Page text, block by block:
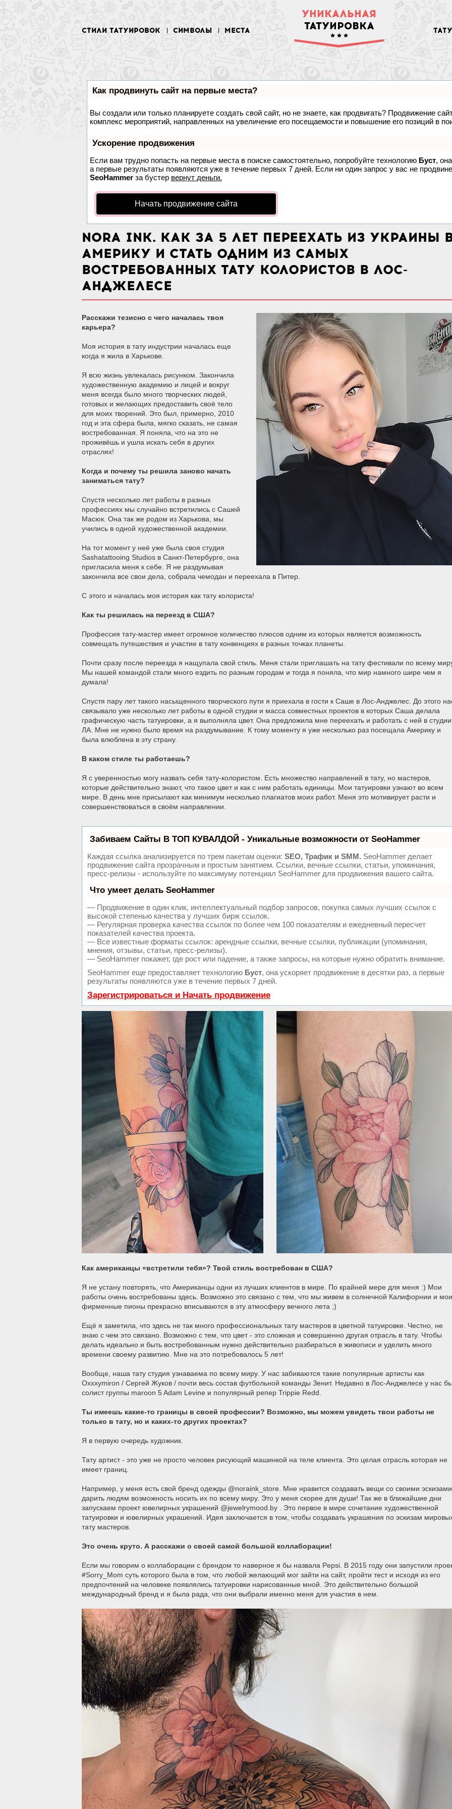
УНИКАЛЬНАЯ
ТАТУИРОВКА
СТИЛИ ТАТУИРОВОК СИМВОЛЫ МЕСТА
Как продвинуть сайт на первые места?
Вы создали или только планируете создать свой сайт, но не знаете, как продвигать? Продвижение
комплекс мероприятий, направленных на увеличение его посещаемости и повышение его позиций в
Ускорение продвижения
Если вам трудно попасть на первые места в поиске самостоятельно, попробуйте технологию Буст,
а первые результаты появляются уже в течение первых 7 дней. Если ни один запрос у вас не
SeoHammer за бустер вернут деньги.
Начать продвижение сайта
NORA INK. КАК ЗА 5 ЛЕТ ПЕРЕЕХАТЬ ИЗ УКРАИНЫ
АМЕРИКУ И СТАТЬ ОДНИМ ИЗ САМЫХ
ВОСТРЕБОВАННЫХ ТАТУ КОЛОРИСТОВ В ЛОС-
АНДЖЕЛЕСЕ
Расскажи тезисно с чего началась твоя
карьера?
Моя история в тату индустрии началась еще
когда я жила в Харькове.
Я всю жизнь увлекалась рисунком. Закончила
художественную академию и лицей и вокруг
меня всегда было много творческих людей,
готовых и желающих предоставить своё тело
для моих творений. Это был, примерно, 2010
год и эта сфера была, мягко сказать, не самая
востребованная. Я поняла, что на это не
проживёшь и ушла искать себя в других
отраслях!
Когда и почему ты решила заново начать
заниматься тату?
Спустя несколько лет работы в разных
профессиях мы случайно встретились с Сашей
Масюк. Она так же родом из Харькова, мы
учились в одной художественной академии.
На тот момент у неё уже была своя студия
Sashatattooing Studios в Санкт-Петербурге, она
пригласила меня к себе. Я не раздумывая
закончила все свои дела, собрала чемодан и переехала в Питер.
С этого и началась моя история как тату колориста!
Как ты решилась на переезд в США?
Профессия тату-мастер имеет огромное количество плюсов одним из которых является возможность
совмещать путешествия и участие в тату конвенциях в разных точках планеты.
Почти сразу после переезда я нащупала свой стиль. Меня стали приглашать на тату фестивали по всему
Мы нашей командой стали много ездить по разным городам и тогда я поняла, что мир намного шире чем я
думала!
Спустя пару лет такого насыщенного творческого пути я приехала в гости к Саше в Лос-Анджелес. До этого
связывало уже несколько лет работы в одной студии и масса совместных проектов в которых Саша делала
графическую часть татуировки, а я выполняла цвет. Она предложила мне переехать и работать с ней в
ЛА. Мне не нужно было время на раздумывание. К тому моменту я уже несколько раз посещала Америку и
была влюблена в эту страну.
В каком стиле ты работаешь?
Я с уверенностью могу назвать себя тату-колористом. Есть множество направлений в тату, но мастеров,
которые действительно знают, что такое цвет и как с ним работать единицы. Мои татуировки узнают во всем
мире. В день мне присылают как минимум несколько плагиатов моих работ. Меня это мотивирует расти и
совершенствоваться в своём направлении.
Забиваем Сайты В ТОП КУВАЛДОЙ - Уникальные возможности от SeoHammer
Каждая ссылка анализируется по трем пакетам оценки: SEO, Трафик и SMM. SeoHammer делает
продвижение сайта прозрачным и простым занятием. Ссылки, вечные ссылки, статьи, упоминания,
пресс-релизы - используйте по максимуму потенциал SeoHammer для продвижения вашего сайта.
Что умеет делать SeoHammer
— Продвижение в один клик, интеллектуальный подбор запросов, покупка самых лучших ссылок с
высокой степенью качества у лучших бирж ссылок.
— Регулярная проверка качества ссылок по более чем 100 показателям и ежедневный пересчет
показателей качества проекта.
— Все известные форматы ссылок: арендные ссылки, вечные ссылки, публикации (упоминания,
мнения, отзывы, статьи, пресс-релизы).
— SeoHammer покажет, где рост или падение, а также запросы, на которые нужно обратить внимание.
SeoHammer еще предоставляет технологию Буст, она ускоряет продвижение в десятки раз, а первые
результаты появляются уже в течение первых 7 дней.
Зарегистрироваться и Начать продвижение
Как американцы «встретили тебя»? Твой стиль востребован в США?
Я не устану повторять, что Американцы одни из лучших клиентов в мире. По крайней мере для меня :) Мои
работы очень востребованы здесь. Возможно это связано с тем, что мы живем в солнечной Калифорнии и мои
фирменные пионы прекрасно вписываются в эту атмосферу вечного лета ;)
Ещё я заметила, что здесь не так много профессиональных тату мастеров в цветной татуировке. Честно, не
знаю с чем это связано. Возможно с тем, что цвет - это сложная и совершенно другая отрасль в тату. Чтобы
делать идеально и быть востребованным нужно действительно разбираться в живописи и уделить много
времени своему развитию. Мне на это потребовалось 5 лет!
Вообще, наша тату студия узнаваема по всему миру. У нас забиваются такие популярные артисты как
Oxxxymiron / Сергей Жуков / почти весь состав футбольной команды Зенит. Недавно в Лос-Анджелесе у нас
солист группы maroon 5 Adam Levine и популярный репер Trippie Redd.
Ты имеешь какие-то границы в своей профессии? Возможно, мы можем увидеть твои работы не
только в тату, но и каких-то других проектах?
Я в первую очередь художник.
Тату артист - это уже не просто человек рисующий машинкой на теле клиента. Это целая отрасль которая не
имеет границ.
Например, у меня есть свой бренд одежды @noraink_store. Мне нравится создавать вещи со своими
дарить людям возможность носить их по всему миру. Это у меня скорее для души! Так же в ближайшие дни
запускаем проект ювелирных украшений @jewelrymood.by . Это первое в мире сочетание художественной
татуировки и ювелирных украшений. Идея заключается в том, чтобы создавать украшения по эскизам
тату мастеров.
Это очень круто. А расскажи о своей самой большой коллаборации!
Если мы говорим о коллаборации с брендом то наверное я бы назвала Pepsi. В 2015 году они запустили
#Sorry_Mom суть которого была в том, что любой желающий мог зайти на сайт, пройти тест и исходя из его
предпочтений на человеке появлялись татуировки нарисованные мной. Это действительно большой
международный бренд и я была рада, что они выбрали именно меня для участия в нем.